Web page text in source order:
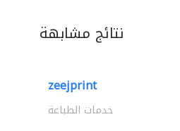
نتائج مشابهة
zeejprint
خدمات الطباعة